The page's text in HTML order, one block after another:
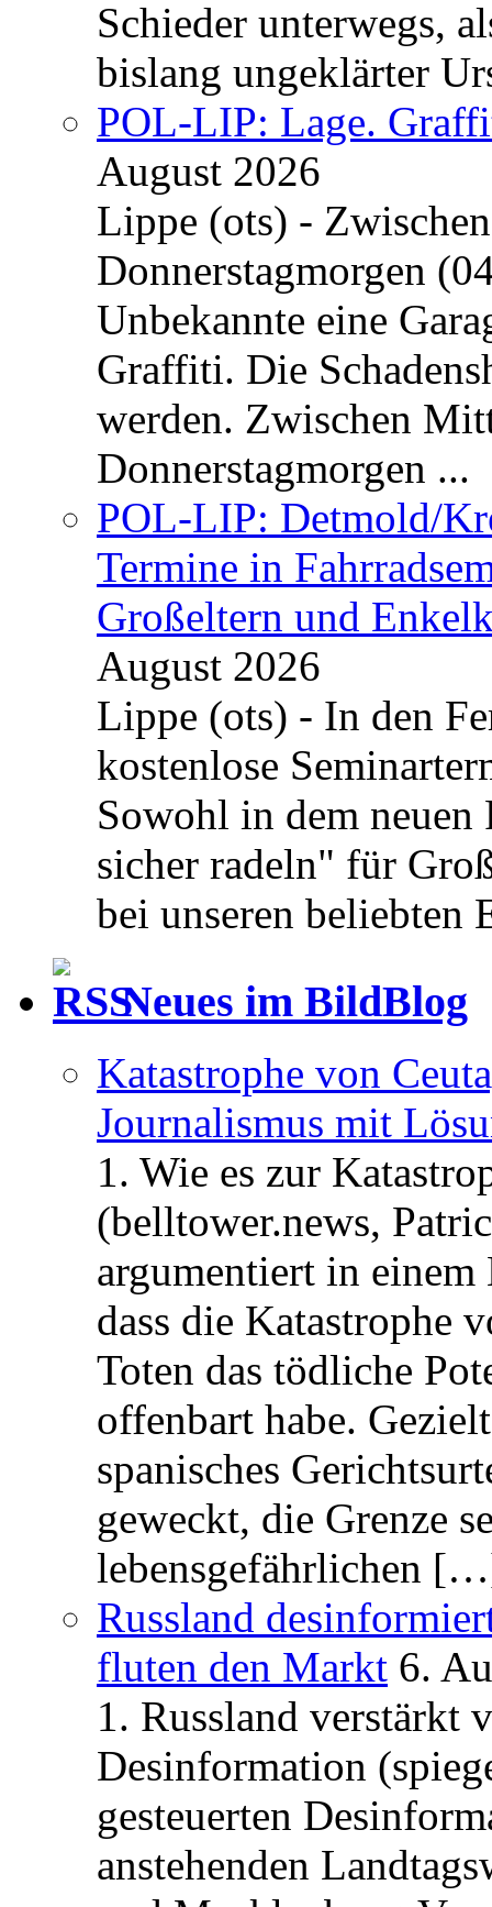
Schieder unterwegs,
bislang ungeklärter
POL-LIP: Lage.
August 2026
Lippe (ots) -
Donnerstagmorgen
Unbekannte eine
Graffiti. Die
werden. Zwischen
Donnerstagmorgen ...
POL-LIP: Detmold/
Termine in
Großeltern und
August 2026
Lippe (ots) - In den
kostenlose
Sowohl in dem neuen
sicher radeln" für
bei unseren beliebten
Neues im BildBlog
Katastrophe von
Journalismus mit
1. Wie es zur
(belltower.news,
argumentiert in
dass die Katastrophe
Toten das tödliche
offenbart habe.
spanisches
geweckt, die Grenze
lebensgefährlichen
Russland
fluten den Markt 6.
1. Russland verstärkt
Desinformation
gesteuerten
anstehenden